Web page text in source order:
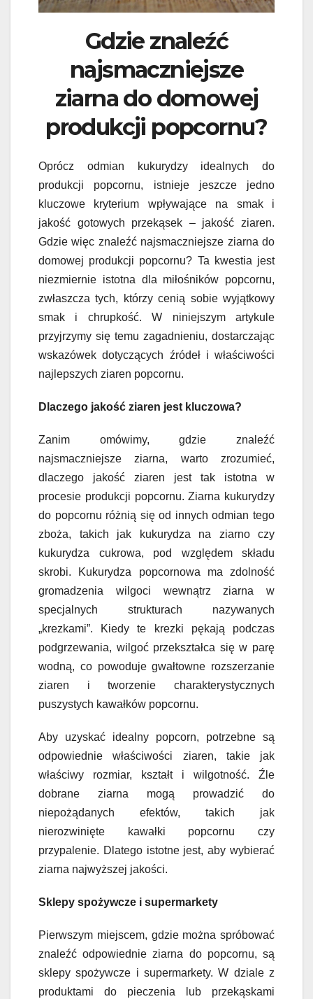
Gdzie znaleźć
najsmaczniejsze
ziarna do domowej
produkcji popcornu?
Oprócz odmian kukurydzy idealnych do
produkcji popcornu, istnieje jeszcze jedno
kluczowe kryterium wpływające na smak i
jakość gotowych przekąsek – jakość ziaren.
Gdzie więc znaleźć najsmaczniejsze ziarna do
domowej produkcji popcornu? Ta kwestia jest
niezmiernie istotna dla miłośników popcornu,
zwłaszcza tych, którzy cenią sobie wyjątkowy
smak i chrupkość. W niniejszym artykule
przyjrzymy się temu zagadnieniu, dostarczając
wskazówek dotyczących źródeł i właściwości
najlepszych ziaren popcornu.
Dlaczego jakość ziaren jest kluczowa?
Zanim omówimy, gdzie znaleźć
najsmaczniejsze ziarna, warto zrozumieć,
dlaczego jakość ziaren jest tak istotna w
procesie produkcji popcornu. Ziarna kukurydzy
do popcornu różnią się od innych odmian tego
zboża, takich jak kukurydza na ziarno czy
kukurydza cukrowa, pod względem składu
skrobi. Kukurydza popcornowa ma zdolność
gromadzenia wilgoci wewnątrz ziarna w
specjalnych strukturach nazywanych
„krezkami”. Kiedy te krezki pękają podczas
podgrzewania, wilgoć przekształca się w parę
wodną, co powoduje gwałtowne rozszerzanie
ziaren i tworzenie charakterystycznych
puszystych kawałków popcornu.
Aby uzyskać idealny popcorn, potrzebne są
odpowiednie właściwości ziaren, takie jak
właściwy rozmiar, kształt i wilgotność. Źle
dobrane ziarna mogą prowadzić do
niepożądanych efektów, takich jak
nierozwinięte kawałki popcornu czy
przypalenie. Dlatego istotne jest, aby wybierać
ziarna najwyższej jakości.
Sklepy spożywcze i supermarkety
Pierwszym miejscem, gdzie można spróbować
znaleźć odpowiednie ziarna do popcornu, są
sklepy spożywcze i supermarkety. W dziale z
produktami do pieczenia lub przekąskami